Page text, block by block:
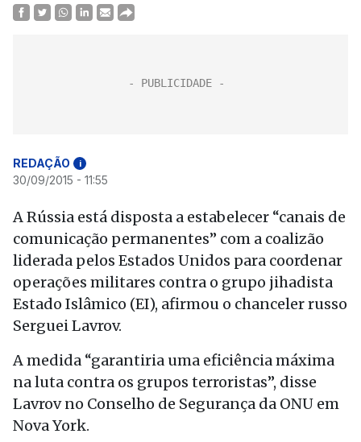
REDAÇÃO i
30/09/2015 - 11:55
A Rússia está disposta a estabelecer “canais de
comunicação permanentes” com a coalizão
liderada pelos Estados Unidos para coordenar
operações militares contra o grupo jihadista
Estado Islâmico (EI), afirmou o chanceler russo
Serguei Lavrov.
A medida “garantiria uma eficiência máxima
na luta contra os grupos terroristas”, disse
Lavrov no Conselho de Segurança da ONU em
Nova York.